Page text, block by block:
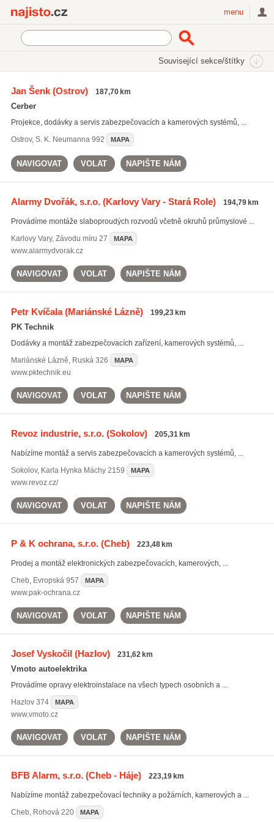
menu
Související sekce/štítky
Najisto.cz
Elektronická ochrana
Jan Šenk(Ostrov) 187,70 km
Cerber
Projekce, dodávky a servis zabezpečovacích a kamerových systémů, ...
Ostrov, S. K. Neumanna 992 MAPA
NAVIGOVAT VOLAT NAPIŠTE NÁM
Alarmy Dvořák, s.r.o.(Karlovy Vary - Stará Role) 194,79 km
Provádíme montáže slaboproudých rozvodů včetně okruhů průmyslové ...
Karlovy Vary, Závodu míru 27 MAPA
www.alarmydvorak.cz
NAVIGOVAT VOLAT NAPIŠTE NÁM
Petr Kvíčala(Mariánské Lázně) 199,23 km
PK Technik
Dodávky a montáž zabezpečovacích zařízení, kamerových systémů, ...
Mariánské Lázně, Ruská 326 MAPA
www.pktechnik.eu
NAVIGOVAT VOLAT NAPIŠTE NÁM
Revoz industrie, s.r.o.(Sokolov) 205,31 km
Nabízíme montáž a servis zabezpečovacích a kamerových systémů, ...
Sokolov, Karla Hynka Máchy 2159 MAPA
www.revoz.cz/
NAVIGOVAT VOLAT NAPIŠTE NÁM
P & K ochrana, s.r.o.(Cheb) 223,48 km
Prodej a montáž elektronických zabezpečovacích, kamerových, ...
Cheb, Evropská 957 MAPA
www.pak-ochrana.cz
NAVIGOVAT VOLAT NAPIŠTE NÁM
Josef Vyskočil(Hazlov) 231,62 km
Vmoto autoelektrika
Provádíme opravy elektroinstalace na všech typech osobních a ...
Hazlov374 MAPA
www.vmoto.cz
NAVIGOVAT VOLAT NAPIŠTE NÁM
BFB Alarm, s.r.o.(Cheb - Háje) 223,19 km
Nabízíme montáž zabezpečovací techniky a požárních, kamerových a ...
Cheb, Rohová 220 MAPA